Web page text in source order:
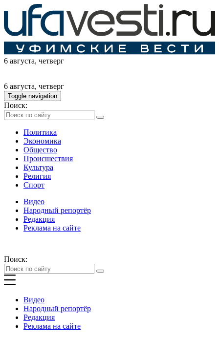
6 августа, четверг
6 августа, четверг
Toggle navigation
Поиск:
Политика
Экономика
Общество
Происшествия
Культура
Религия
Спорт
Видео
Народный репортёр
Редакция
Реклама на сайте
Поиск:
Видео
Народный репортёр
Редакция
Реклама на сайте